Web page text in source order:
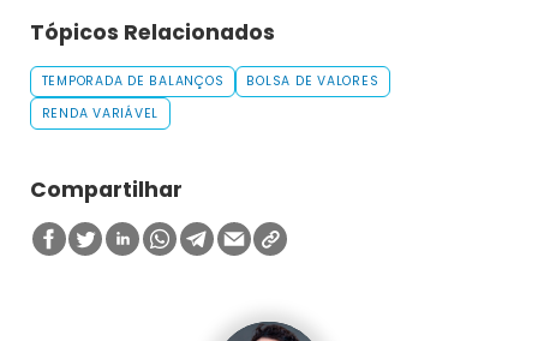
Tópicos Relacionados
TEMPORADA DE BALANÇOS
BOLSA DE VALORES
RENDA VARIÁVEL
Compartilhar